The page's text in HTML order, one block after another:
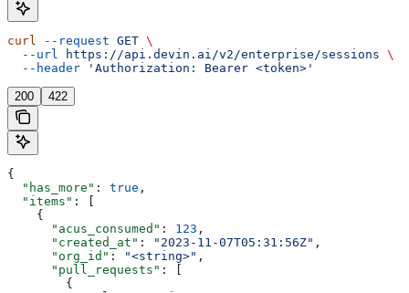
curl --request GET \
  --url
https://api.devin.ai/v2/enterprise/sessions \
  --header
'Authorization: Bearer <token>'
200 422
{
  "has_more"
: true ,
  "items"
: [
    {
      "acus_consumed"
: 123 ,
      "created_at"
: "2023-11-07T05:31:56Z" ,
      "org_id"
: "<string>" ,
      "pull_requests"
: [
        {